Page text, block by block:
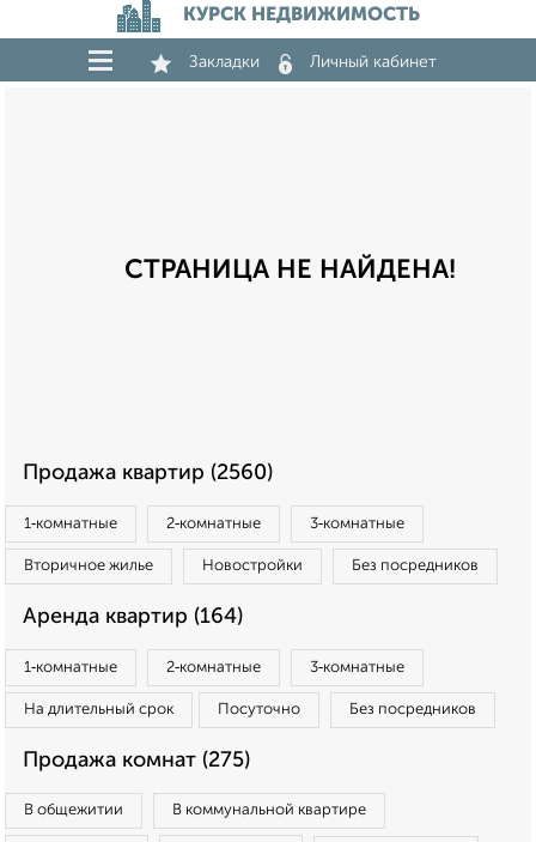
КУРСК НЕДВИЖИМОСТЬ
Закладки Личный кабинет
СТРАНИЦА НЕ НАЙДЕНА!
Продажа квартир (2560)
1‑комнатные 2‑комнатные 3‑комнатные
Вторичное жилье Новостройки Без посредников
Аренда квартир (164)
1‑комнатные 2‑комнатные 3‑комнатные
На длительный срок Посуточно Без посредников
Продажа комнат (275)
В общежитии В коммунальной квартире